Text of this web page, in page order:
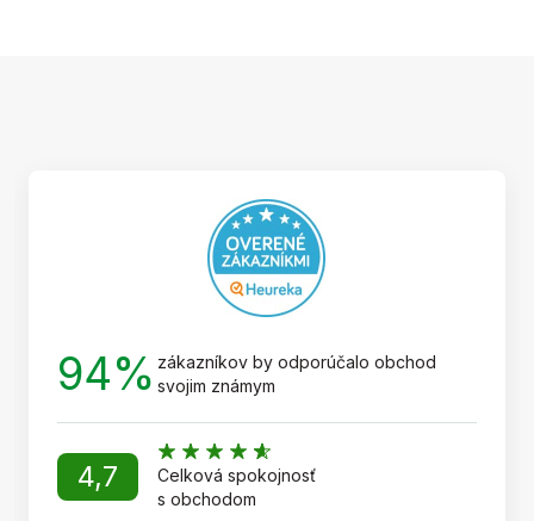
94% zákazníkov by odporúčalo obchod
svojim známym
4,7
Celková spokojnosť
s obchodom